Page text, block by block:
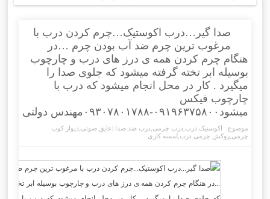
صدا گیر…درب اکوستیک…چرم کردن درب با
مرغوب ترین چرم ضد آب بودن چرم …در
هنگام چرم کردن همه ی درز های درب و چارچوب
بوسیله ابر تخته گرفته میشود که جلوی صدا را
میگیرد . کار در محل انجام میشود که درب با
چارچوب فیکس
میشود۰۹۱۹۶۳۷۵۸۰۰-۰۹۳۰۷۸۰۱۷۸۸مهندس دولتی
موضوع : اکوستیک درب درب چرمی درب ضد صدا |عایق صوتی دیوار کوب
چرمی ,روکش چرمی درب لمسه کاری